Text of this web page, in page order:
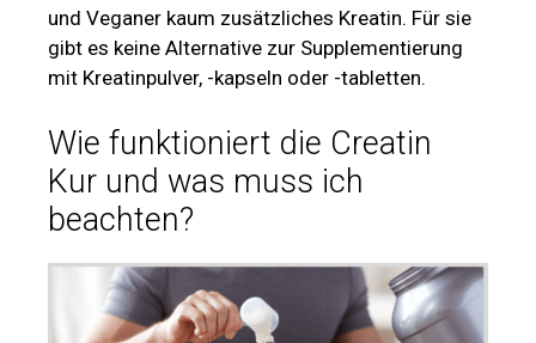
und Veganer kaum zusätzliches Kreatin. Für sie
gibt es keine Alternative zur Supplementierung
mit Kreatinpulver, -kapseln oder -tabletten.
Wie funktioniert die Creatin
Kur und was muss ich
beachten?